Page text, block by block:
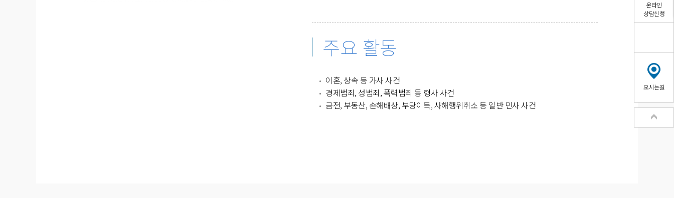
주요 활동
이혼, 상속 등 가사 사건
경제범죄, 성범죄, 폭력범죄 등 형사 사건
금전, 부동산, 손해배상, 부당이득, 사해행위취소 등 일반 민사 사건
온라인
상담신청
오시는길